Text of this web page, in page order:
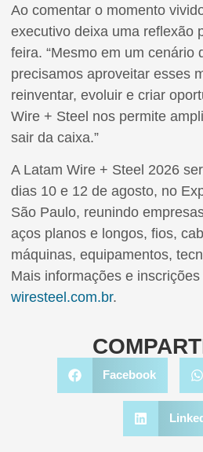
Ao comentar o momento
executivo deixa uma reflexão
feira. “Mesmo em um cenário
precisamos aproveitar esses
reinventar, evoluir e criar
Wire + Steel nos permite
sair da caixa.”
A Latam Wire + Steel 2026
dias 10 e 12 de agosto, no
São Paulo, reunindo
aços planos e longos, fios,
máquinas, equipamentos,
Mais informações e
wiresteel.com.br.
Facebook